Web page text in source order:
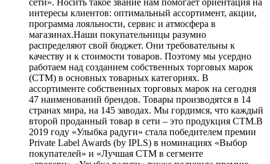
интересы клиентов: оптимальный ассортимент, акции,
программа лояльности, сервис и атмосфера в
магазинах.Наши покупательницы разумно
распределяют свой бюджет. Они требовательны к
качеству и к стоимости товаров. Поэтому мы усердно
работаем над созданием собственных торговых марок
(СТМ) в основных товарных категориях. В
ассортименте собственных торговых марок на сегодня
47 наименований брендов. Товары производятся в 14
странах мира, на 145 заводах. Мы гордимся, что каждый
второй проданный товар в сети – это продукция СТМ.В
2019 году «Улыбка радуги» стала победителем премии
Private Label Awards (by IPLS) в номинациях «Выбор
покупателей» и «Лучшая СТМ в сегменте